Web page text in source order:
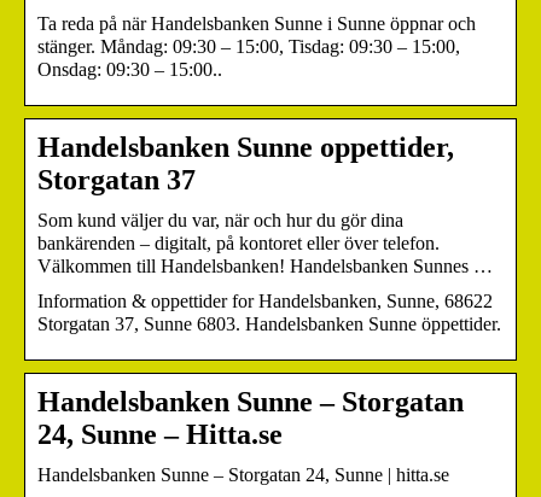
Ta reda på när Handelsbanken Sunne i Sunne öppnar och
stänger. Måndag: 09:30 – 15:00, Tisdag: 09:30 – 15:00,
Onsdag: 09:30 – 15:00..
Handelsbanken Sunne oppettider,
Storgatan 37
Som kund väljer du var, när och hur du gör dina
bankärenden – digitalt, på kontoret eller över telefon.
Välkommen till Handelsbanken! Handelsbanken Sunnes …
Information & oppettider for Handelsbanken, Sunne, 68622
Storgatan 37, Sunne 6803. Handelsbanken Sunne öppettider.
Handelsbanken Sunne – Storgatan
24, Sunne – Hitta.se
Handelsbanken Sunne – Storgatan 24, Sunne | hitta.se